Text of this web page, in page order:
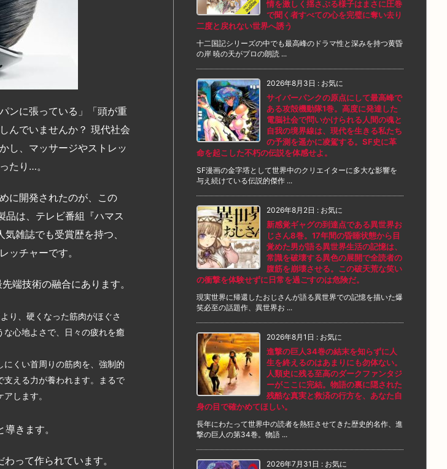
ンに張っている」「頭が重
んでいませんか？ 現代社会
し、マッサージやストレッ
たり…。
に開発されたのが、この
品は、テレビ番組『ハマス
雑誌でも受賞歴を持つ、
ッチャーです。
端技術の融合にあります。
り、硬くなった筋肉がほぐさ
心地よさで、日々の疲れを癒
くい首周りの筋肉を、強制的
える力が養われます。まるで
します。
きます。
って作られています。
情を激しく揺さぶる様子はまさに圧巻
で聞く者すべての心を完璧に奪い去り
二度と戻れない世界へ誘う
十二国記シリーズの中でも最高峰のドラマ性と深みを持つ黄昏
の岸 暁の天がプロの朗読 ...
2026年8月3日 : お気に
サイバーパンクの原点にして最高峰で
ある攻殻機動隊1巻。高度に発達した
電脳社会で問いかけられる人間の魂と
自我の境界線は、現代を生きる私たち
の予測を遥かに凌駕する。SF史に革
命を起こした不朽の伝説を体感せよ。
SF漫画の金字塔として世界中のクリエイターに多大な影響を
与え続けている伝説的傑作 ...
2026年8月2日 : お気に
新感覚ギャグの到達点である異世界お
じさん8巻。17年間の昏睡状態から目
覚めた男が語る異世界生活の記憶は、
常識を破壊する異色の展開で全読者の
腹筋を崩壊させる。この破天荒な笑い
の衝撃を体験せずに日常を過ごすのは危険だ。
現実世界に帰還したおじさんが語る異世界での記憶を描いた爆
笑必至の話題作、異世界お ...
2026年8月1日 : お気に
進撃の巨人34巻の結末を知らずに人
生を終えるのはあまりにも勿体ない。
人類史に残る至高のダークファンタジ
ーがここに完結。物語の裏に隠された
残酷な真実と救済の行方を、あなた自
身の目で確かめてほしい。
長年にわたって世界中の読者を熱狂させてきた歴史的名作、進
撃の巨人の第34巻。物語 ...
2026年7月31日 : お気に